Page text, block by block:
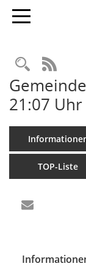
Toggle navigation
21:07 Uhr
TOP-Liste